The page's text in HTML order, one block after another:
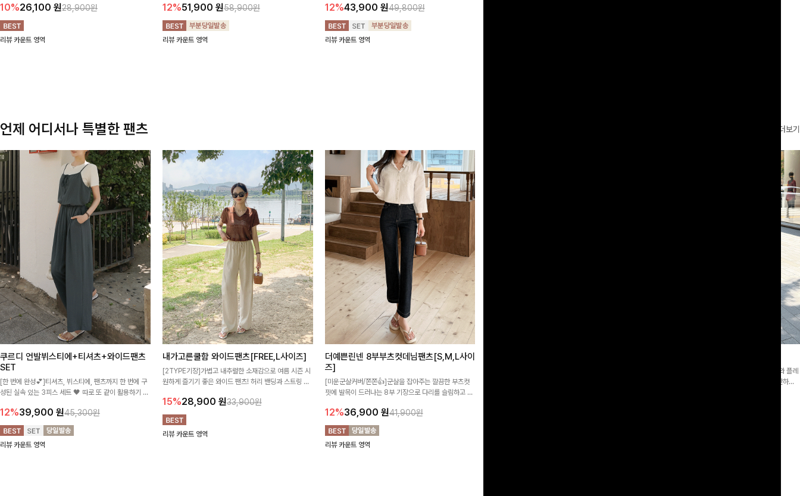
10%26,100 원28,900원
리뷰 카운트 영역
12%51,900 원58,900원
리뷰 카운트 영역
12%43,900 원49,800원
리뷰 카운트 영역
언제 어디서나 특별한 팬츠 더보기
쿠르디 언발뷔스티에+티셔츠+와이드팬츠
SET
[한 번에 완성💕]티셔츠, 뷔스티에, 팬츠까지 한 번에 구
성된 실속 있는 3피스 세트 🖤 따로 또 같이 활용하기 좋
12%39,900 원45,300원
리뷰 카운트 영역
내가고른쿨함 와이드팬츠[FREE,L사이즈]
[2TYPE기장]가볍고 내추럴한 소재감으로 여름 시즌 시
원하게 즐기기 좋은 와이드 팬츠! 허리 밴딩과 스트링 디
이드핏이 군살을 자연스럽게 커버해준답니다:)
15%28,900 원33,900원
리뷰 카운트 영역
더예쁜린넨 8부부츠컷데님팬츠[S,M,L사이
즈]
[미운군살커버/쫀쫀👍]군살을 잡아주는 깔끔한 부츠컷
핏에 발목이 드러나는 8부 기장으로 다리를 슬림하고 길
요~!
12%36,900 원41,900원
리뷰 카운트 영역
[데일리부터 여행룩까지]감각적인 레터링 티셔츠와 플레
어 핏 반바지가 함께 구성된 세트 아이템으로, 편안하면